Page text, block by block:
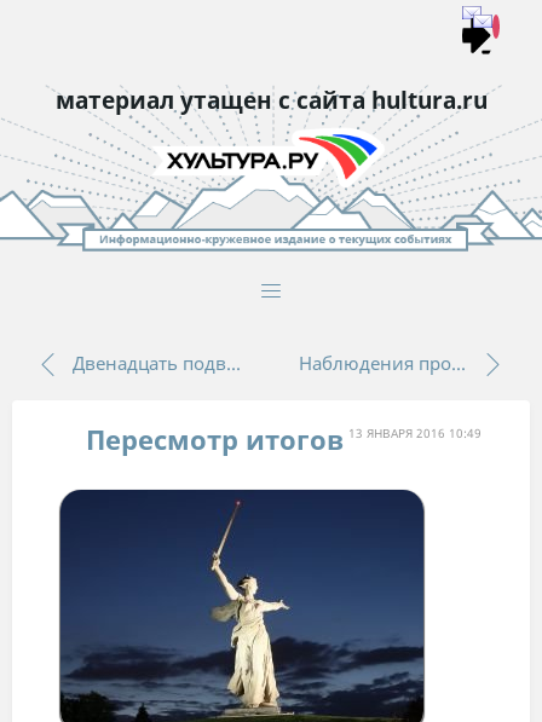
материал утащен с сайта hultura.ru
порекламируем
Двенадцать подвигов Гагарина Наблюдения про сотового оператора МТС
13 ЯНВАРЯ 2016 10:49
Пересмотр итогов